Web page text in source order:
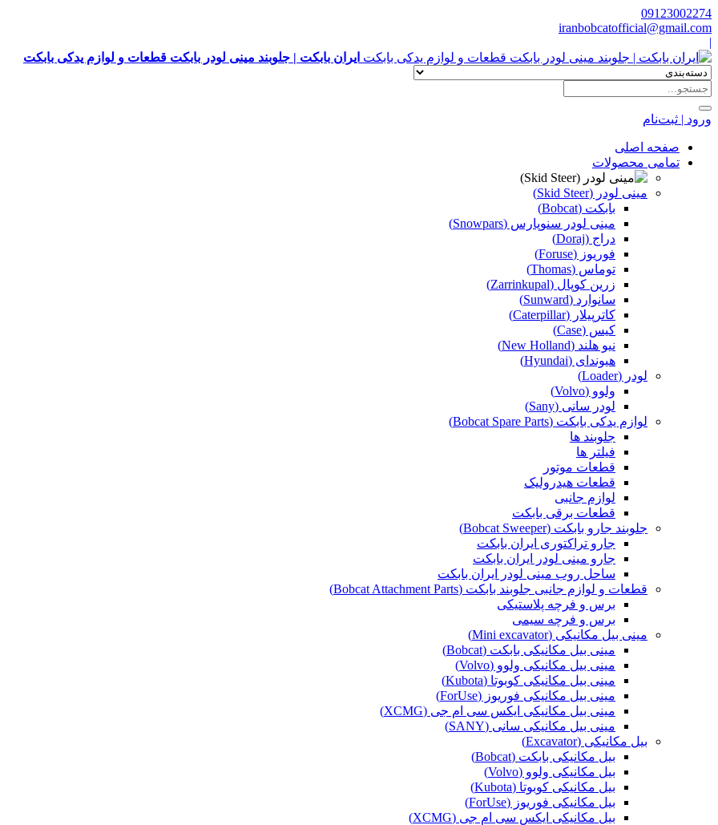
09123002274
iranbobcatofficial@gmail.com
|
ایران بابکت | جلوبند مینی لودر بابکت قطعات و لوازم یدکی بابکت
ورود | ثبت‌نام
صفحه اصلی
تمامی محصولات
مینی لودر (Skid Steer)
بابکت (Bobcat)
مینی لودر سنوپارس (Snowpars)
دراج (Doraj)
فوریوز (Foruse)
توماس (Thomas)
زرین کوپال (Zarrinkupal)
سانوارد (Sunward)
کاترپیلار (Caterpillar)
کیس (Case)
نیو هلند (New Holland)
هیوندای (Hyundai)
لودر (Loader)
ولوو (Volvo)
لودر سانی (Sany)
لوازم یدکی بابکت (Bobcat Spare Parts)
جلوبند ها
فیلتر ها
قطعات موتور
قطعات هیدرولیک
لوازم جانبی
قطعات برقی بابکت
جلوبند جارو بابکت (Bobcat Sweeper)
جارو تراکتوری ایران بابکت
جارو مینی لودر ایران بابکت
ساحل روب مینی لودر ایران بابکت
قطعات و لوازم جانبی جلوبند بابکت (Bobcat Attachment Parts)
برس و فرچه پلاستیکی
برس و فرچه سیمی
مینی بیل مکانیکی (Mini excavator)
مینی بیل مکانیکی بابکت (Bobcat)
مینی بیل مکانیکی ولوو (Volvo)
مینی بیل مکانیکی کوبوتا (Kubota)
مینی بیل مکانیکی فوریوز (ForUse)
مینی بیل مکانیکی ایکس سی ام جی (XCMG)
مینی بیل مکانیکی سانی (SANY)
بیل مکانیکی (Excavator)
بیل مکانیکی بابکت (Bobcat)
بیل مکانیکی ولوو (Volvo)
بیل مکانیکی کوبوتا (Kubota)
بیل مکانیکی فوریوز (ForUse)
بیل مکانیکی ایکس سی ام جی (XCMG)